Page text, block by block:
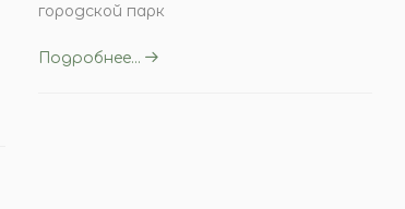
городской парк
Подробнее...